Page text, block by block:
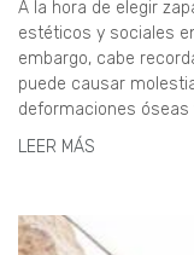
A la hora de elegir
estéticos y sociales
embargo, cabe
puede causar
deformaciones
LEER MÁS